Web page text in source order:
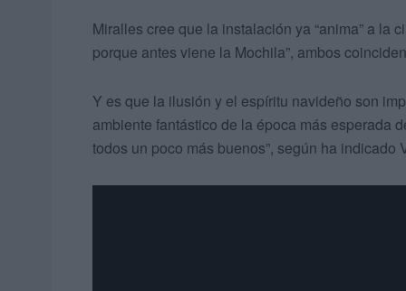
Miralles cree que la instalación ya “anima” a la
porque antes viene la Mochila”, ambos
Y es que la ilusión y el espíritu navideño son
ambiente fantástico de la época más esperada
todos un poco más buenos”, según ha indicado